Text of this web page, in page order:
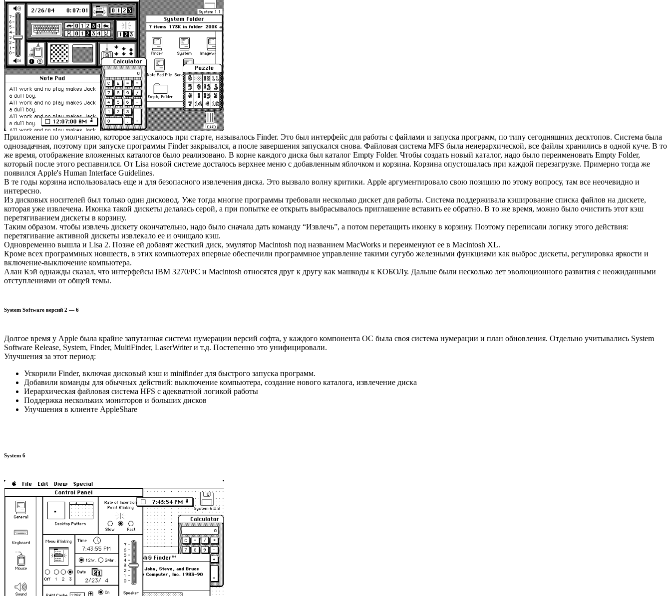
Приложение по умолчанию, которое запускалось при старте, называлось Finder. Это был интерфейс для работы с файлами и запуска программ, по типу сегодняшних десктопов. Система была
однозадачная, поэтому при запуске программы Finder закрывался, а после завершения запускался снова. Файловая система MFS была неиерархической, все файлы хранились в одной куче. В то
же время, отображение вложенных каталогов было реализовано. В корне каждого диска был каталог Empty Folder. Чтобы создать новый каталог, надо было переименовать Empty Folder,
который после этого респавнился. От Lisa новой системе досталось верхнее меню с добавленным яблочком и корзина. Корзина опустошалась при каждой перезагрузке. Примерно тогда же
появился Apple's Human Interface Guidelines.
В те годы корзина использовалась еще и для безопасного извлечения диска. Это вызвало волну критики. Apple аргументировало свою позицию по этому вопросу, там все неочевидно и
интересно.
Из дисковых носителей был только один дисковод. Уже тогда многие программы требовали несколько дискет для работы. Система поддерживала кэширование списка файлов на дискете,
которая уже извлечена. Иконка такой дискеты делалась серой, а при попытке ее открыть выбрасывалось приглашение вставить ее обратно. В то же время, можно было очистить этот кэш
перетягиванием дискеты в корзину.
Таким образом. чтобы извлечь дискету окончательно, надо было сначала дать команду “Извлечь”, а потом перетащить иконку в корзину. Поэтому переписали логику этого действия:
перетягивание активной дискеты извлекало ее и очищало кэш.
Одновременно вышла и Lisa 2. Позже ей добавят жесткий диск, эмулятор Macintosh под названием MacWorks и переименуют ее в Macintosh XL.
Кроме всех программных новшеств, в этих компьютерах впервые обеспечили программное управление такими сугубо железными функциями как выброс дискеты, регулировка яркости и
включение-выключение компьютера.
Алан Кэй однажды сказал, что интерфейсы IBM 3270/PC и Macintosh относятся друг к другу как машкоды к КОБОЛу. Дальше были несколько лет эволюционного развития с неожиданными
отступлениями от общей темы.
System Software версий 2 — 6
Долгое время у Apple была крайне запутанная система нумерации версий софта, у каждого компонента ОС была своя система нумерации и план обновления. Отдельно учитывались System
Software Release, System, Finder, MultiFinder, LaserWriter и т.д. Постепенно это унифицировали.
Улучшения за этот период:
Ускорили Finder, включая дисковый кэш и minifinder для быстрого запуска программ.
Добавили команды для обычных действий: выключение компьютера, создание нового каталога, извлечение диска
Иерархическая файловая система HFS с адекватной логикой работы
Поддержка нескольких мониторов и больших дисков
Улучшения в клиенте AppleShare
System 6